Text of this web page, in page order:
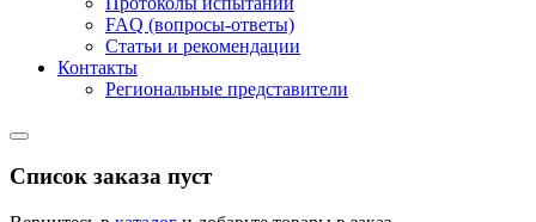
FAQ (вопросы-ответы)
Статьи и рекомендации
Контакты
Региональные представители
Список заказа пуст